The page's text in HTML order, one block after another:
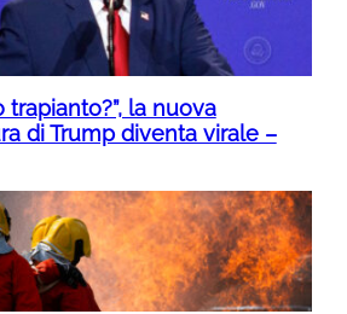
trapianto?”, la nuova
di Trump diventa virale –